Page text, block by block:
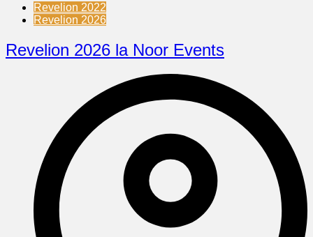
Revelion 2022
Revelion 2026
Revelion 2026 la Noor Events